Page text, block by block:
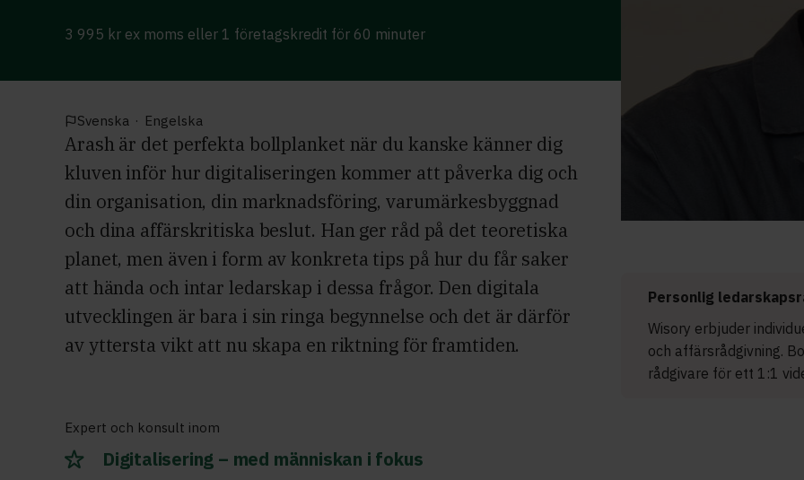
3 995 kr ex moms eller 1 företagskredit för 60 minuter
Svenska · Engelska
Arash är det perfekta bollplanket när du kanske känner dig
kluven inför hur digitaliseringen kommer att påverka dig och
din organisation, din marknadsföring, varumärkesbyggnad
och dina affärskritiska beslut. Han ger råd på det teoretiska
planet, men även i form av konkreta tips på hur du får saker
att hända och intar ledarskap i dessa frågor. Den digitala
utvecklingen är bara i sin ringa begynnelse och det är därför
av yttersta vikt att nu skapa en riktning för framtiden.
Expert och konsult inom
Digitalisering – med människan i fokus
Personlig
Wisory erbjuder
och affärsrådgivning.
rådgivare för ett 1:1